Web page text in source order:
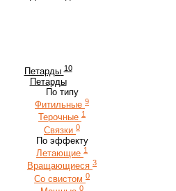
Петарды 10
Петарды
По типу
Фитильные 9
Терочные 1
Связки 0
По эффекту
Летающие 1
Вращающиеся 3
Со свистом 0
0